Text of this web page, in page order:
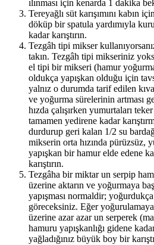
ılınması için kenarda 1 dakika
Tereyağlı süt karışımını kabın
döküp bir spatula yardımıyla
kadar karıştırın.
Tezgâh tipi mikser
takın. Tezgâh tipi mikseriniz
el tipi bir mikseri (hamur
oldukça yapışkan olduğu için
yalnız o durumda tarif edilen
ve yoğurma sürelerinin artması
hızda çalışırken yumurtaları
tamamen yedirene kadar
durdurup geri kalan 1/2 su
mikserin orta hızında pürüzsüz,
yapışkan bir hamur elde edene
karıştırın.
Tezgâha bir miktar un serpip
üzerine aktarın ve yoğurmaya
yapışması normaldir; yoğurdukça
göreceksiniz. Eğer
üzerine azar azar un serperek
hamuru yapışkanlığı gidene
yağladığınız büyük boy bir